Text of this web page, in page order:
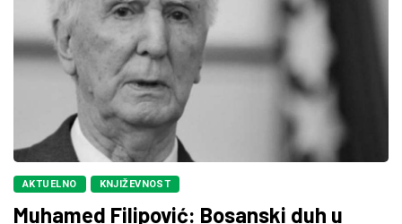
AKTUELNO KNJIŽEVNOST
Muhamed Filipović: Bosanski duh u